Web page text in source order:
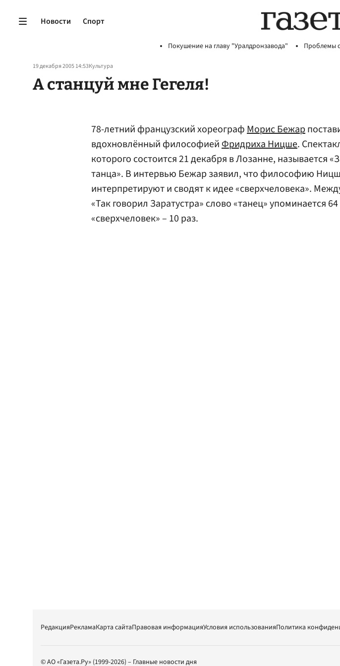
Новости Спорт
Покушение на главу "Уралдронзавода" Проблемы
19 декабря 2005 14:53Культура
А станцуй мне Гегеля!
78-летний французский хореографМорис Бежар
вдохновлённый философиейФридриха Ницше.
которого состоится 21 декабря в Лозанне, называется
танца». В интервью Бежар заявил, что философию
интерпретируют и сводят к идее «сверхчеловека».
«Так говорил Заратустра» слово «танец» упоминается
«сверхчеловек» – 10 раз.
РедакцияРекламаКарта сайтаПравовая информацияУсловия использованияПолитика
© АО «Газета.Ру» (1999-2026) – Главные новости дня